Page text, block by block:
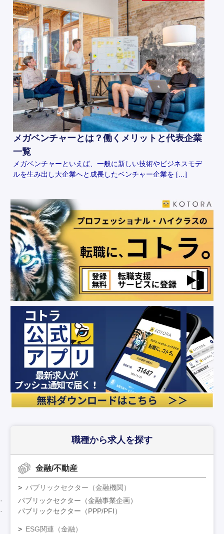
メガベンチャーとは？働くメリットと代表企業
一覧
メガベンチャーといえば、一般に新しい技術やビジネスモデ
ルを生み出し大企業へと成長したベンチャー企業を […]
職種から求人を探す
金融/不動産
パブリックセクター（金融機関）
パブリックセクター（金融事業企画）
パブリックセクター（PPP/PFI）
ESG関連（金融）